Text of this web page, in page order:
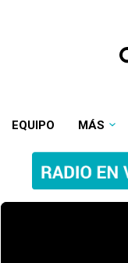
EQUIPO MÁS